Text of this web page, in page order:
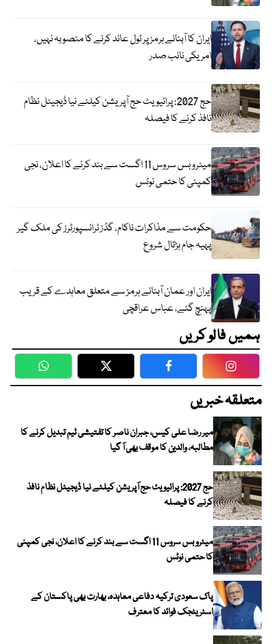
ایران کا آبنائے ہرمز پر ٹول عائد کرنے کا منصوبہ نہیں،
امریکی نائب صدر
حج 2027: پرائیویٹ حج آپریشن کیلئے نیا ڈیجیٹل نظام
نافذ کرنے کا فیصلہ
میٹرو بس سروس 11 اگست سے بند کرنے کا اعلان، نجی
کمپنی کا حتمی نوٹس
حکومت سے مذاکرات ناکام، گڈز ٹرانسپورٹرز کی ملک گیر
پہیہ جام ہڑتال شروع
ایران اور عمان آبنائے ہرمز سے متعلق معاہدے کے قریب
پہنچ گئے، عباس عراقچی
ہمیں فالو کریں
WhatsApp Twitter Facebook
متعلقہ خبریں
میر رضا علی کیس، جبران ناصر کا تفتیشی ٹیم تبدیل کرنے کا
مطالبہ، والدین کا موقف بھی آ گیا
حج 2027: پرائیویٹ حج آپریشن کیلئے نیا ڈیجیٹل نظام نافذ
کرنے کا فیصلہ
میٹرو بس سروس 11 اگست سے بند کرنے کا اعلان، نجی کمپنی
کا حتمی نوٹس
پاک سعودی ترکیہ دفاعی معاہدہ، بھارت بھی پاکستان کے
اسٹریٹجک فوائد کا معترف